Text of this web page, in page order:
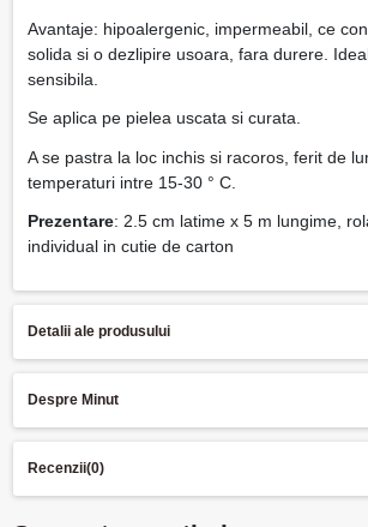
Avantaje: hipoalergenic, impermeabil, ce
solida si o dezlipire usoara, fara durere.
sensibila.
Se aplica pe pielea uscata si curata.
A se pastra la loc inchis si racoros, ferit de
temperaturi intre 15-30 ° C.
Prezentare: 2.5 cm latime x 5 m lungime,
individual in cutie de carton
Detalii ale produsului
Despre Minut
Recenzii(0)